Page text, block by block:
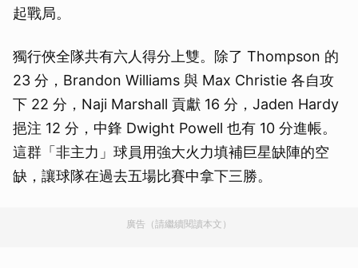
起戰局。
獨行俠全隊共有六人得分上雙。除了 Thompson 的
23 分，Brandon Williams 與 Max Christie 各自攻
下 22 分，Naji Marshall 貢獻 16 分，Jaden Hardy
挹注 12 分，中鋒 Dwight Powell 也有 10 分進帳。
這群「非主力」球員用強大火力填補巨星缺陣的空
缺，讓球隊在過去五場比賽中拿下三勝。
廣告（請繼續閱讀本文）